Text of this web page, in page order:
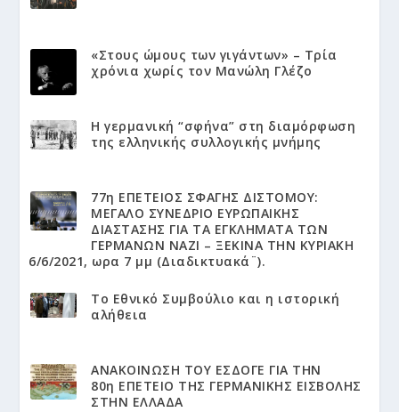
«Στους ώμους των γιγάντων» – Τρία
χρόνια χωρίς τον Μανώλη Γλέζο
Η γερμανική “σφήνα” στη διαμόρφωση
της ελληνικής συλλογικής μνήμης
77η ΕΠΕΤΕΙΟΣ ΣΦΑΓΗΣ ΔΙΣΤΟΜΟΥ:
ΜΕΓΑΛΟ ΣΥΝΕΔΡΙΟ ΕΥΡΩΠΑΙΚΗΣ
ΔΙΑΣΤΑΣΗΣ ΓΙΑ ΤΑ ΕΓΚΛΗΜΑΤΑ ΤΩΝ
ΓΕΡΜΑΝΩΝ ΝΑΖΙ – ΞΕΚΙΝΑ ΤΗΝ ΚΥΡΙΑΚΗ
6/6/2021, ωρα 7 μμ (Διαδικτυακά¨).
Το Εθνικό Συμβούλιο και η ιστορική
αλήθεια
ΑΝΑΚΟΙΝΩΣΗ ΤΟΥ ΕΣΔΟΓΕ ΓΙΑ ΤΗΝ
80η ΕΠΕΤΕΙΟ ΤΗΣ ΓΕΡΜΑΝΙΚΗΣ ΕΙΣΒΟΛΗΣ
ΣΤΗΝ ΕΛΛΑΔΑ